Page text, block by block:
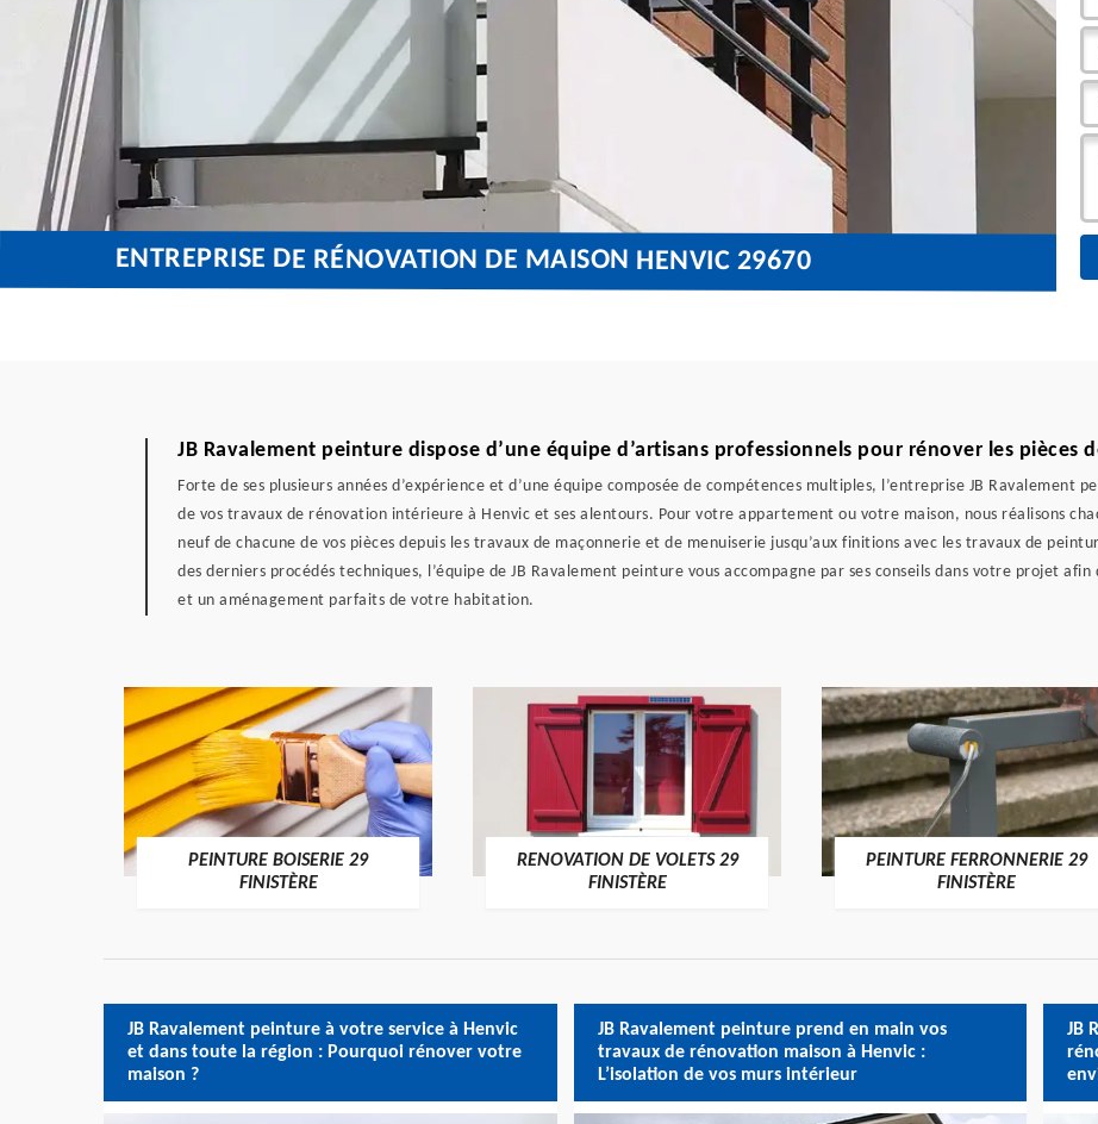
ENTREPRISE DE RÉNOVATION DE MAISON HENVIC 29670
JB Ravalement peinture dispose d’une équipe d’artisans professionnels pour rénover les pièces
Forte de ses plusieurs années d’expérience et d’une équipe composée de compétences multiples, l’entreprise JB Ravalement
de vos travaux de rénovation intérieure à Henvic et ses alentours. Pour votre appartement ou votre maison, nous réalisons
neuf de chacune de vos pièces depuis les travaux de maçonnerie et de menuiserie jusqu’aux finitions avec les travaux de
des derniers procédés techniques, l’équipe de JB Ravalement peinture vous accompagne par ses conseils dans votre projet
et un aménagement parfaits de votre habitation.
PEINTURE BOISERIE 29
FINISTÈRE
RENOVATION DE VOLETS 29
FINISTÈRE
PEINTURE FERRONNERIE 29
FINISTÈRE
JB Ravalement peinture à votre service à Henvic
et dans toute la région : Pourquoi rénover votre
maison ?
JB Ravalement peinture prend en main vos
travaux de rénovation maison à Henvic :
L’isolation de vos murs intérieur
JB